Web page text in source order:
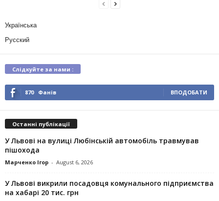
Українська
Русский
Слідкуйте за нами :
870 Фанів ВПОДОБАТИ
Останні публікації
У Львові на вулиці Любінській автомобіль травмував
пішохода
Марченко Ігор - August 6, 2026
У Львові викрили посадовця комунального підприємства
на хабарі 20 тис. грн